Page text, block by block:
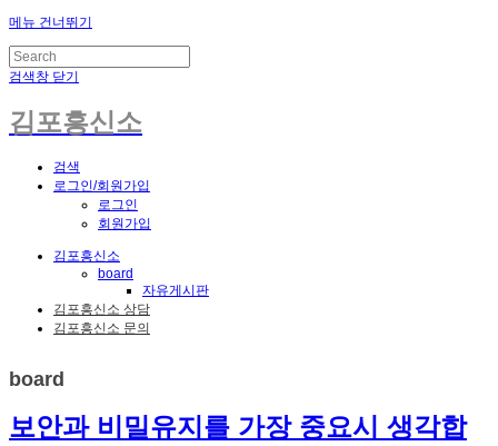
메뉴 건너뛰기
검색창 닫기
김포흥신소
검색
로그인/회원가입
로그인
회원가입
김포흥신소
board
자유게시판
김포흥신소 상담
김포흥신소 문의
board
보안과 비밀유지를 가장 중요시 생각합